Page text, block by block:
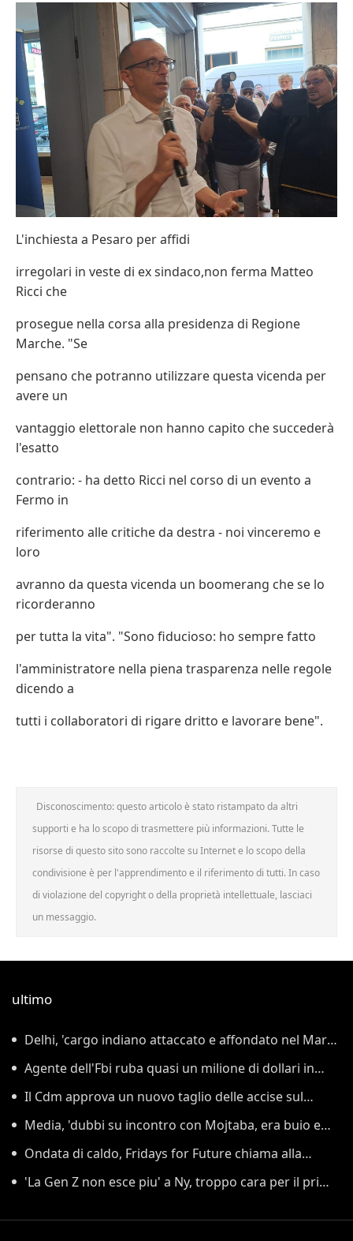
L'inchiesta a Pesaro per affidi
irregolari in veste di ex sindaco,non ferma Matteo
Ricci che
prosegue nella corsa alla presidenza di Regione
Marche. "Se
pensano che potranno utilizzare questa vicenda per
avere un
vantaggio elettorale non hanno capito che succederà
l'esatto
contrario: - ha detto Ricci nel corso di un evento a
Fermo in
riferimento alle critiche da destra - noi vinceremo e
loro
avranno da questa vicenda un boomerang che se lo
ricorderanno
per tutta la vita". "Sono fiducioso: ho sempre fatto
l'amministratore nella piena trasparenza nelle regole
dicendo a
tutti i collaboratori di rigare dritto e lavorare bene".
Disconoscimento: questo articolo è stato ristampato da altri
supporti e ha lo scopo di trasmettere più informazioni. Tutte le
risorse di questo sito sono raccolte su Internet e lo scopo della
condivisione è per l'apprendimento e il riferimento di tutti. In caso
di violazione del copyright o della proprietà intellettuale, lasciaci
un messaggio.
ultimo
Delhi, 'cargo indiano attaccato e affondato nel Mar
Rosso'
Agente dell'Fbi ruba quasi un milione di dollari in
criptovalute
Il Cdm approva un nuovo taglio delle accise sul
gasolio fino al 25 agosto
Media, 'dubbi su incontro con Mojtaba, era buio e
Pezeshkian non potè riconoscerlo'
Ondata di caldo, Fridays for Future chiama alla
protesta a Berlino
'La Gen Z non esce piu' a Ny, troppo cara per il primo